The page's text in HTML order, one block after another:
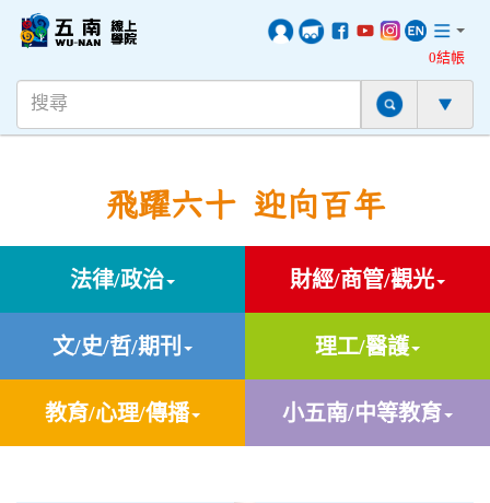
0結帳
飛躍六十 迎向百年
法律/政治 財經/商管/觀光
文/史/哲/期刊 理工/醫護
教育/心理/傳播 小五南/中等教育